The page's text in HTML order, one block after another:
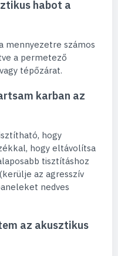
habot a
mennyezetre számos
a permetező
tépőzárat.
karban az
hogy
hogy eltávolítsa
tisztításhoz
az agresszív
nedves
az akusztikus